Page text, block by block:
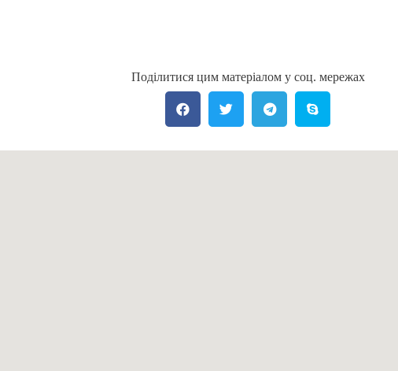
Поділитися цим матеріалом у соц. мережах